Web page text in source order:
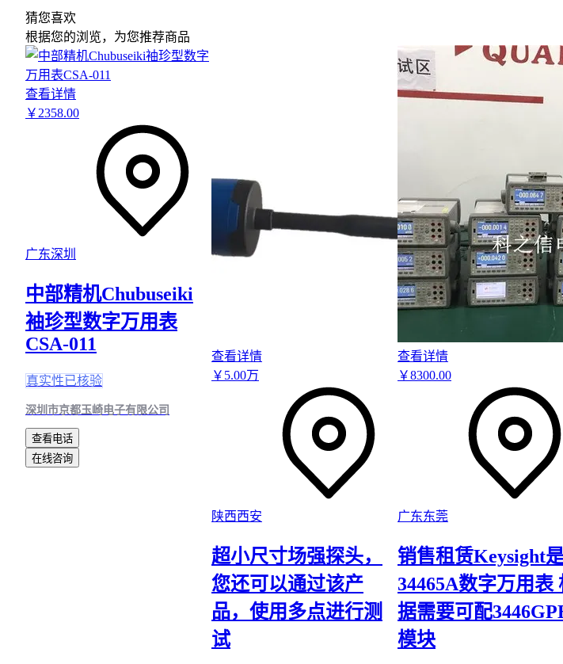
注塑温度控制不精准会导致材
模具精度不足会增加产品缺陷率
后处理工艺欠缺会影响产品长
这些生产细节的差异，使得看似价格
率和维护成本可能相差甚远。评估供
三、哪些场景下Tritan并
当采购需求出现以下特征时，建议优
短期一次性使用场景：如促销
更明显
极端温度频繁切换环境：高硼硅
儿童高频摔打场景：
运动场景的材质选择尤其需要细分：
304不锈钢运动水壶
便携伸缩硅胶杯
团队活动采购时，
防摔塑料运
玻璃材质在办公场景的价值常被低估：
的耐茶渍特性减
高硼硅玻璃杯
长期使用不会出现塑料常见的
决策时需同步考虑配套使用成本——
采购预算都会影响长期使用体验。
四、为什么采购Tritan产
设备？
猜您喜欢
根据您的浏览，为您推荐商品
查看详情
￥ 2358.00
广东深圳
中部精机Chubuseiki
袖珍型数字万用表
CSA-011
真实性已核验
深圳市京都玉崎电子有限公司
查看电话
在线咨询
查看详情
￥ 5.00万
陕西西安
超小尺寸场强探头，
您还可以通过该产
品，使用多点进行测
试
查看详情
￥8300.00
广东东莞
销售租赁Keysight
34465A数字万用表
据需要可配
模块